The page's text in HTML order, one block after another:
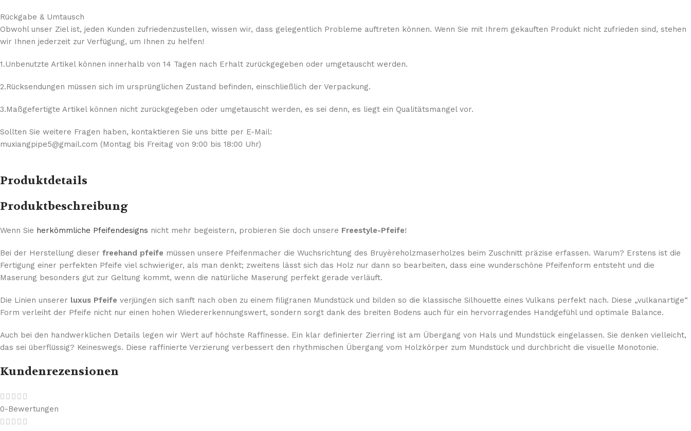
Rückgabe & Umtausch
Obwohl unser Ziel ist, jeden Kunden zufriedenzustellen, wissen wir, dass gelegentlich Probleme auftreten können. Wenn Sie mit Ihrem gekauften Produkt nicht zufrieden sind, stehen
wir Ihnen jederzeit zur Verfügung, um Ihnen zu helfen!
1.Unbenutzte Artikel können innerhalb von 14 Tagen nach Erhalt zurückgegeben oder umgetauscht werden.
2.Rücksendungen müssen sich im ursprünglichen Zustand befinden, einschließlich der Verpackung.
3.Maßgefertigte Artikel können nicht zurückgegeben oder umgetauscht werden, es sei denn, es liegt ein Qualitätsmangel vor.
Sollten Sie weitere Fragen haben, kontaktieren Sie uns bitte per E-Mail:
muxiangpipe5@gmail.com (Montag bis Freitag von 9:00 bis 18:00 Uhr)
Produktdetails
Produktbeschreibung
Wenn Sie herkömmliche Pfeifendesigns nicht mehr begeistern, probieren Sie doch unsere Freestyle-Pfeife!
Bei der Herstellung dieser freehand pfeife müssen unsere Pfeifenmacher die Wuchsrichtung des Bruyèreholzmaserholzes beim Zuschnitt präzise erfassen. Warum? Erstens ist die
Fertigung einer perfekten Pfeife viel schwieriger, als man denkt; zweitens lässt sich das Holz nur dann so bearbeiten, dass eine wunderschöne Pfeifenform entsteht und die
Maserung besonders gut zur Geltung kommt, wenn die natürliche Maserung perfekt gerade verläuft.
Die Linien unserer luxus Pfeife verjüngen sich sanft nach oben zu einem filigranen Mundstück und bilden so die klassische Silhouette eines Vulkans perfekt nach. Diese „vulkanartige“
Form verleiht der Pfeife nicht nur einen hohen Wiedererkennungswert, sondern sorgt dank des breiten Bodens auch für ein hervorragendes Handgefühl und optimale Balance.
Auch bei den handwerklichen Details legen wir Wert auf höchste Raffinesse. Ein klar definierter Zierring ist am Übergang von Hals und Mundstück eingelassen. Sie denken vielleicht,
das sei überflüssig? Keineswegs. Diese raffinierte Verzierung verbessert den rhythmischen Übergang vom Holzkörper zum Mundstück und durchbricht die visuelle Monotonie.
Kundenrezensionen
0-Bewertungen